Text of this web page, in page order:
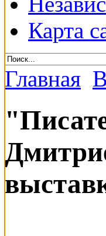
Карта
Главная